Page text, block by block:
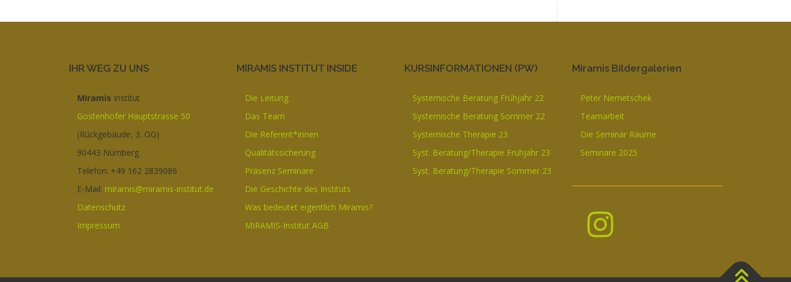
IHR WEG ZU UNS
Miramis Institut
Gostenhofer Hauptstrasse 50
(Rückgebäude, 3. OG)
90443 Nürnberg
Telefon: +49 162 2839086
E-Mail: miramis@miramis-institut.de
Datenschutz
Impressum
MIRAMIS INSTITUT INSIDE
Die Leitung
Das Team
Die Referent*innen
Qualitätssicherung
Präsenz Seminare
Die Geschichte des Instituts
Was bedeutet eigentlich Miramis?
MIRAMIS-Institut AGB
KURSINFORMATIONEN (PW)
Systemische Beratung Frühjahr 22
Systemische Beratung Sommer 22
Systemische Therapie 23
Syst. Beratung/Therapie Frühjahr 23
Syst. Beratung/Therapie Sommer 23
Miramis Bildergalerien
Peter Nemetschek
Teamarbeit
Die Seminar Räume
Seminare 2025